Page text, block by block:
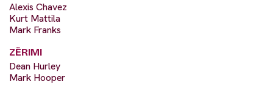
Alexis Chavez
Kurt Mattila
Mark Franks
ZËRIMI
Dean Hurley
Mark Hooper